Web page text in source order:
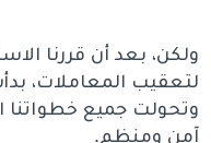
ولكن، بعد أن قررنا
لتعقيب المعاملات،
وتحولت جميع خطواتنا
آمن ومنظم.